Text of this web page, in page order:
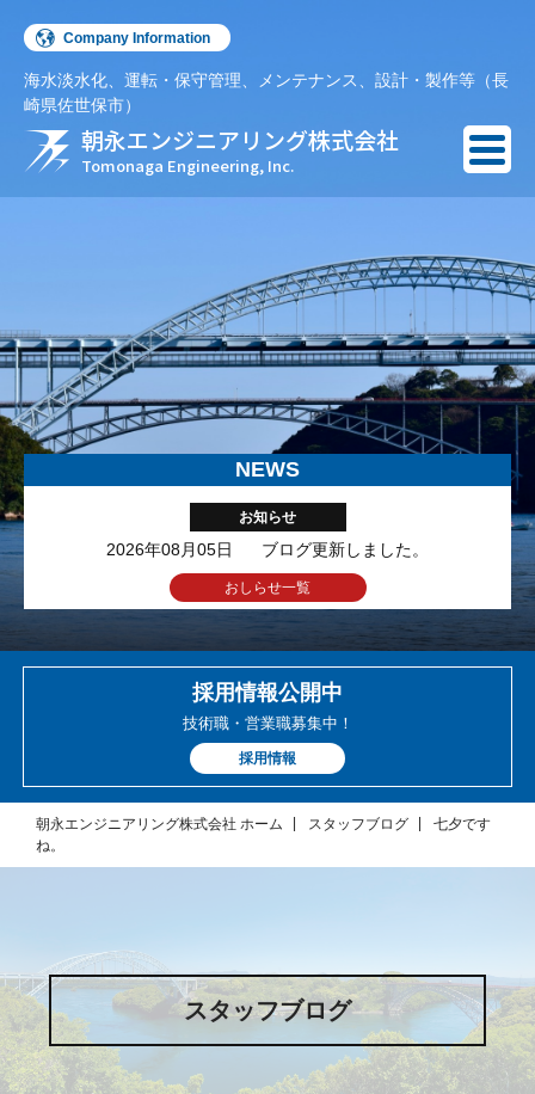
Company Information
English
Español
朝永エンジニアリング株式会社
Tomonaga Engineering, Inc.
海水淡水化、運転・保守管理、メンテナンス、設計・製作等（長
崎県佐世保市）
NEWS
お知らせ
2026年08月05日 ブログ更新しました。
おしらせ一覧
採用情報公開中
技術職・営業職募集中！
採用情報
朝永エンジニアリング株式会社 ホーム スタッフブログ
七夕です
ね。
スタッフブログ